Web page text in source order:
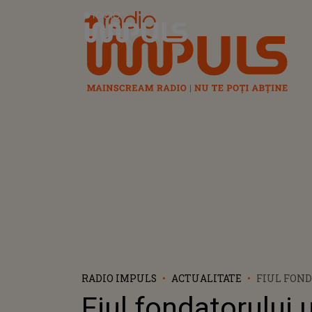
Radio Impuls
RADIO IMPULS ACTUALITATE
FIUL
DE HAINE,